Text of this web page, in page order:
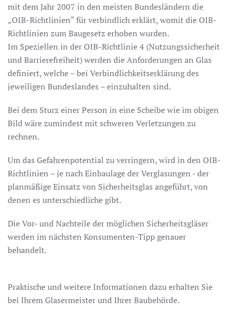
mit dem Jahr 2007 in den meisten Bundesländern die
„OIB-Richtlinien“ für verbindlich erklärt, womit die OIB-
Richtlinien zum Baugesetz erhoben wurden.
Im Speziellen in der OIB-Richtlinie 4 (Nutzungssicherheit
und Barrierefreiheit) werden die Anforderungen an Glas
definiert, welche – bei Verbindlichkeitserklärung des
jeweiligen Bundeslandes – einzuhalten sind.
Bei dem Sturz einer Person in eine Scheibe wie im obigen
Bild wäre zumindest mit schweren Verletzungen zu
rechnen.
Um das Gefahrenpotential zu verringern, wird in den OIB-
Richtlinien – je nach Einbaulage der Verglasungen - der
planmäßige Einsatz von Sicherheitsglas angeführt, von
denen es unterschiedliche gibt.
Die Vor- und Nachteile der möglichen Sicherheitsgläser
werden im nächsten Konsumenten-Tipp genauer
behandelt.
Praktische und weitere Informationen dazu erhalten Sie
bei Ihrem Glasermeister und Ihrer Baubehörde.